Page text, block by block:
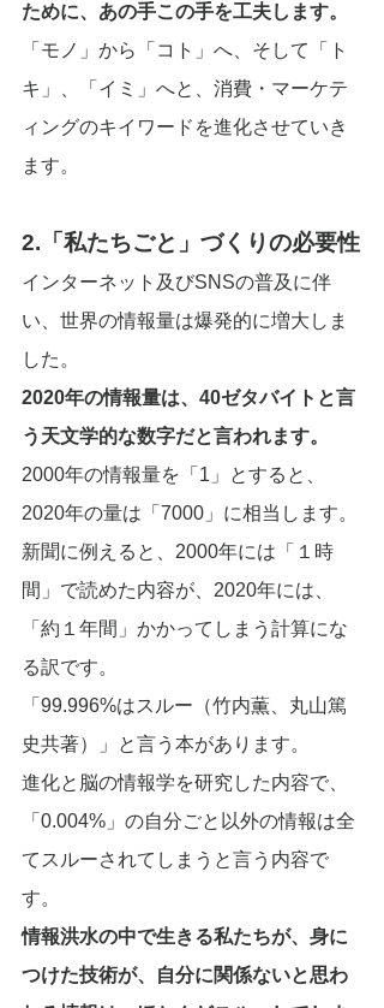
ために、あの手この手を工夫します。
「モノ」から「コト」へ、そして「ト
キ」、「イミ」へと、消費・マーケテ
ィングのキイワードを進化させていき
ます。
2.「私たちごと」づくりの必要性
インターネット及びSNSの普及に伴
い、世界の情報量は爆発的に増大しま
した。
2020年の情報量は、40ゼタバイトと言
う天文学的な数字だと言われます。
2000年の情報量を「1」とすると、
2020年の量は「7000」に相当します。
新聞に例えると、2000年には「１時
間」で読めた内容が、2020年には、
「約１年間」かかってしまう計算にな
る訳です。
「99.996%はスルー（竹内薫、丸山篤
史共著）」と言う本があります。
進化と脳の情報学を研究した内容で、
「0.004%」の自分ごと以外の情報は全
てスルーされてしまうと言う内容で
す。
情報洪水の中で生きる私たちが、身に
つけた技術が、自分に関係ないと思わ